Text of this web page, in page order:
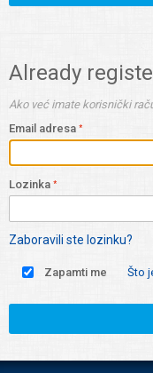
Already
Ako već imate korisnički
Email adresa
Lozinka
Zaboravili ste lozinku?
Zapamti me Što